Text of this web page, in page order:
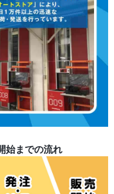
始までの流れ